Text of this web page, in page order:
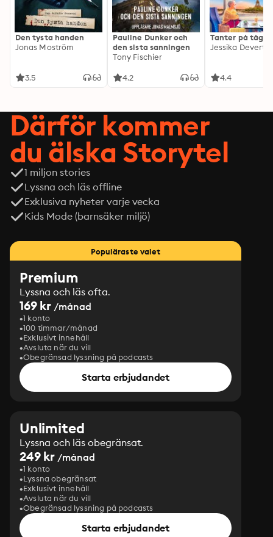
Den tysta handen
Jonas Moström
3.5
Pauline Dunker och
den sista sanningen
Tony Fischier
4.2
Tanter på tåg
Jessika Devert
4.4
Därför kommer
du älska Storytel
1 miljon stories
Lyssna och läs offline
Exklusiva nyheter varje vecka
Kids Mode (barnsäker miljö)
Populäraste valet
Premium
Lyssna och läs ofta.
169 kr /månad
1 konto
100 timmar/månad
Exklusivt innehåll
Avsluta när du vill
Obegränsad lyssning på podcasts
Starta erbjudandet
Unlimited
Lyssna och läs obegränsat.
249 kr /månad
1 konto
Lyssna obegränsat
Exklusivt innehåll
Avsluta när du vill
Obegränsad lyssning på podcasts
Starta erbjudandet